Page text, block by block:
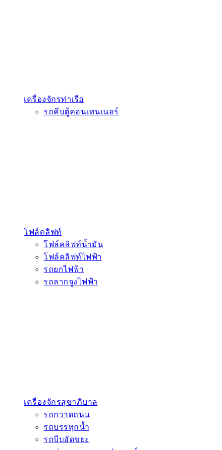
เครื่องจักรท่าเรือ
รถคีบตู้คอนเทนเนอร์
โฟล์คลิฟท์
โฟล์คลิฟท์น้ำมัน
โฟล์คลิฟท์ไฟฟ้า
รถยกไฟฟ้า
รถลากจูงไฟฟ้า
เครื่องจักรสุขาภิบาล
รถกวาดถนน
รถบรรทุกน้ำ
รถบีบอัดขยะ